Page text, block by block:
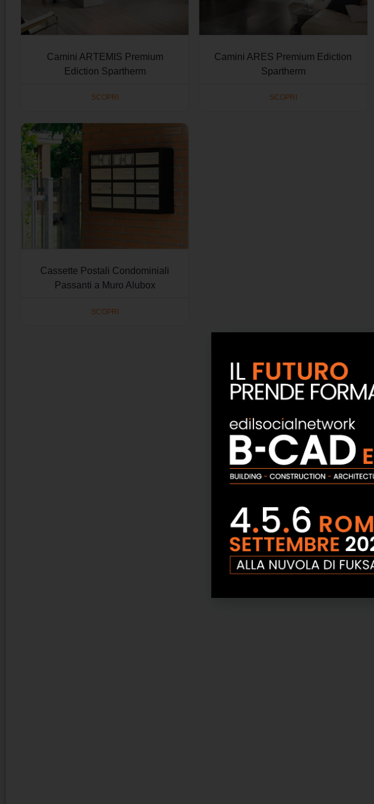
Camini ARTEMIS Premium
Ediction Spartherm
SCOPRI
Camini ARES Premium Ediction
Spartherm
SCOPRI
Cassette Postali Condominiali
Passanti a Muro Alubox
SCOPRI